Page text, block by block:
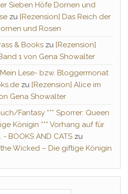
Sieben Höfe Dornen und
zu [Rezension] Das Reich der
und Rosen
& Books zu [Rezension]
1 von Gena Showalter
Mein Lese- bzw. Bloggermonat
zu [Rezension] Alice im
Gena Showalter
Fantasy *** Sporrer: Queen
Königin *** Vorhang auf für
BOOKS AND CATS zu
Wicked – Die giftige Königin